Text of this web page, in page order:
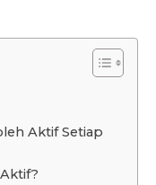
Aktif Setiap